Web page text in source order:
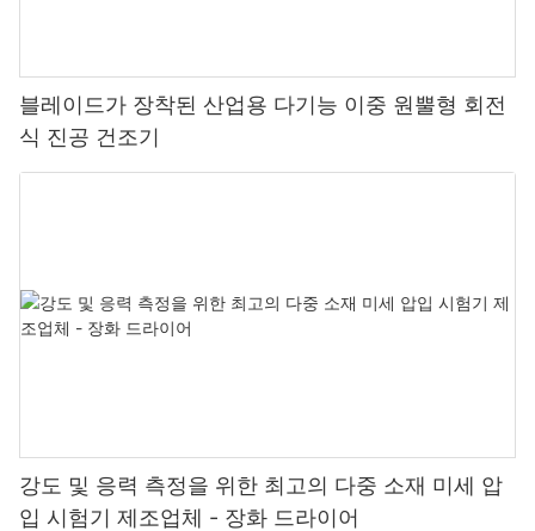
블레이드가 장착된 산업용 다기능 이중 원뿔형 회전
식 진공 건조기
강도 및 응력 측정을 위한 최고의 다중 소재 미세 압
입 시험기 제조업체 - 장화 드라이어